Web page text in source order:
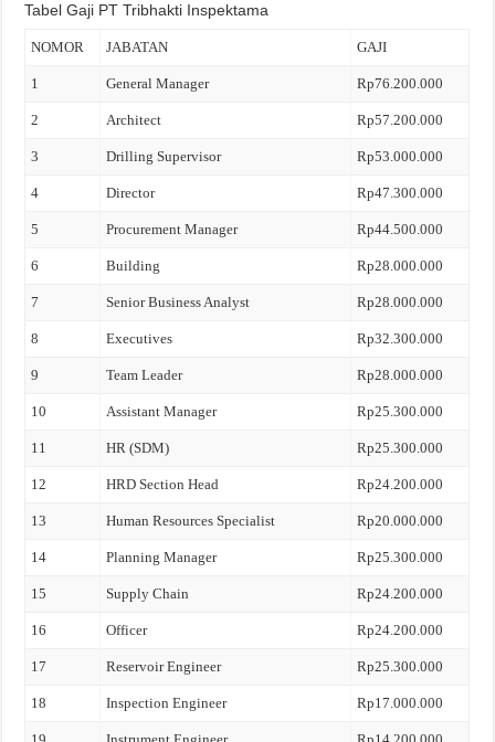
Tabel Gaji PT Tribhakti Inspektama
NOMOR JABATAN GAJI
1 General Manager Rp76.200.000
2 Architect Rp57.200.000
3 Drilling Supervisor Rp53.000.000
4 Director Rp47.300.000
5 Procurement Manager Rp44.500.000
6 Building Rp28.000.000
7 Senior Business Analyst Rp28.000.000
8 Executives Rp32.300.000
9 Team Leader Rp28.000.000
10 Assistant Manager Rp25.300.000
11 HR (SDM) Rp25.300.000
12 HRD Section Head Rp24.200.000
13 Human Resources Specialist Rp20.000.000
14 Planning Manager Rp25.300.000
15 Supply Chain Rp24.200.000
16 Officer Rp24.200.000
17 Reservoir Engineer Rp25.300.000
18 Inspection Engineer Rp17.000.000